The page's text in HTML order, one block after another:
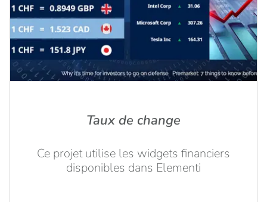
Taux de change
Ce projet utilise les widgets financiers
disponibles dans Elementi